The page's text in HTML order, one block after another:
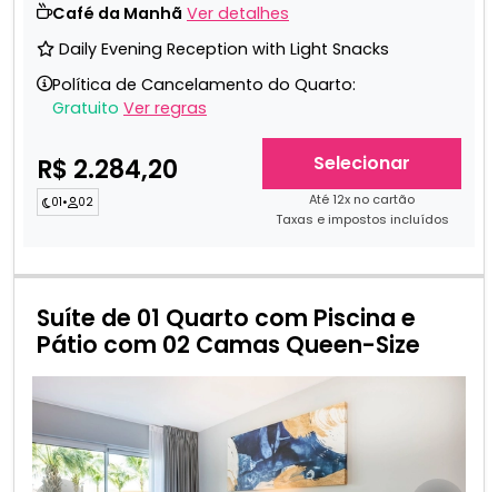
Café da Manhã Ver detalhes
Daily Evening Reception with Light Snacks
Política de Cancelamento do Quarto:
Gratuito Ver regras
R$ 2.284,20
01• 02
Selecionar
Até 12x no cartão
Taxas e impostos incluídos
Suíte de 01 Quarto com Piscina e
Pátio com 02 Camas Queen-Size